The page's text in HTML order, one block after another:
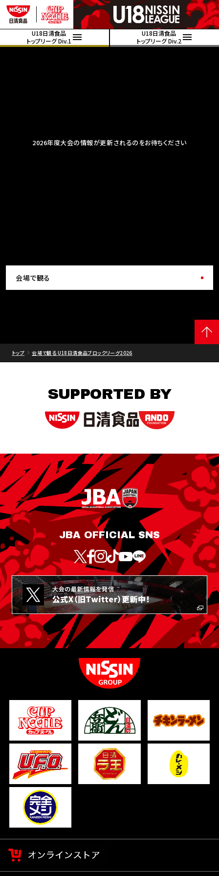
U18日清食品
トップリーグ Div.1
U18日清食品
トップリーグ Div.2
2026年度大会の情報が更新されるのをお待ちください
会場で観る
トップ 会場で観る U18日清食品ブロックリーグ2026
SUPPORTED BY
JBA OFFICIAL SNS